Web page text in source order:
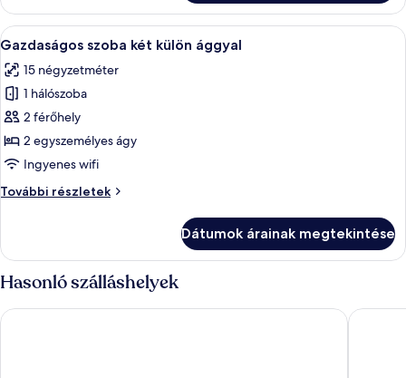
részletei
A
következő
szoba
összes
képének
megtekintése:
Gazdaságos
két
Egy szoba, amelyben van egy fa
26
Gazdaságos szoba két külön ággyal
15 négyzetméter
1 hálószoba
2 férőhely
2 egyszemélyes ágy
Ingyenes wifi
További részletek
Gazdaságos
ággyal
további
részletei
Dátumok árainak megtekintése
Hasonló szálláshelyek
Hotel Karpatia